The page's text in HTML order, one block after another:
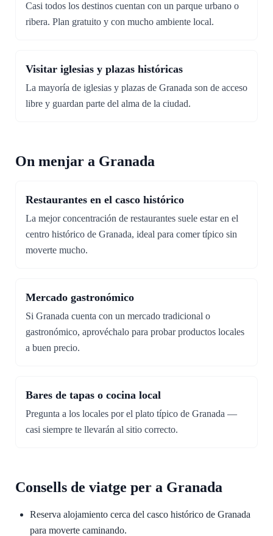
Casi todos los destinos cuentan con un parque urbano o
ribera. Plan gratuito y con mucho ambiente local.
Visitar iglesias y plazas históricas
La mayoría de iglesias y plazas de Granada son de acceso
libre y guardan parte del alma de la ciudad.
On menjar a Granada
Restaurantes en el casco histórico
La mejor concentración de restaurantes suele estar en el
centro histórico de Granada, ideal para comer típico sin
moverte mucho.
Mercado gastronómico
Si Granada cuenta con un mercado tradicional o
gastronómico, aprovéchalo para probar productos locales
a buen precio.
Bares de tapas o cocina local
Pregunta a los locales por el plato típico de Granada —
casi siempre te llevarán al sitio correcto.
Consells de viatge per a Granada
Reserva alojamiento cerca del casco histórico de Granada
para moverte caminando.